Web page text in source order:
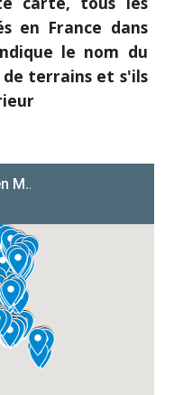
en France dans
le nom du
de terrains et s'ils